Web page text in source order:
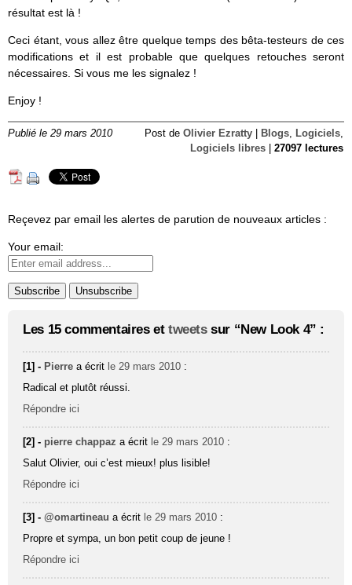
résultat est là !
Ceci étant, vous allez être quelque temps des bêta-testeurs de ces
modifications et il est probable que quelques retouches seront
nécessaires. Si vous me les signalez !
Enjoy !
Publié le 29 mars 2010 Post de Olivier Ezratty Blogs, Logiciels,
Logiciels libres
27097 lectures
Reçevez par email les alertes de parution de nouveaux articles :
Your email:
Les 15 commentaires et tweetssur “New Look 4” :
[1] - Pierre a écrit le 29 mars 2010 :
Radical et plutôt réussi.
Répondre ici
[2] - pierre chappaz a écrit le 29 mars 2010 :
Salut Olivier, oui c’est mieux! plus lisible!
Répondre ici
[3] -@omartineau a écrit le 29 mars 2010 :
Propre et sympa, un bon petit coup de jeune !
Répondre ici